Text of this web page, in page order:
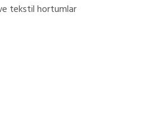
tekstil hortumlar